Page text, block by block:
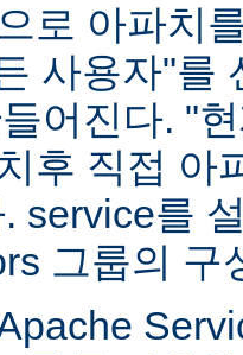
로 아파치
사용자"를
어진다. "
후 직접 아
service를
그룹의 구